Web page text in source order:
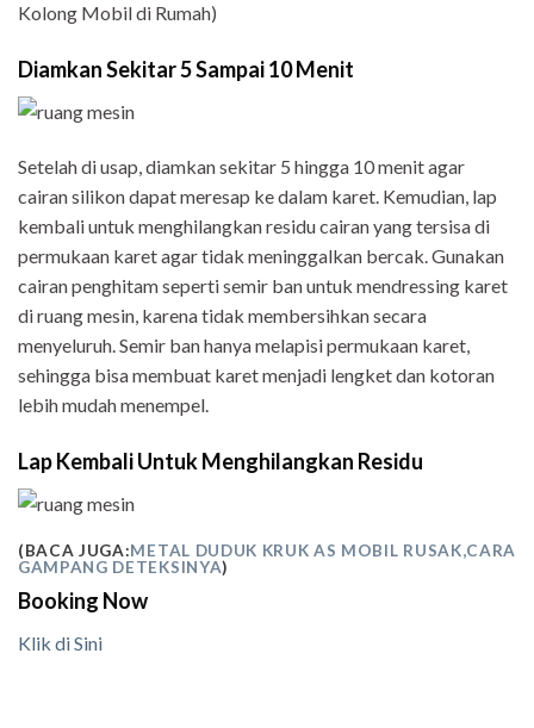
Kolong Mobil di Rumah)
Diamkan Sekitar 5 Sampai 10 Menit
Setelah di usap, diamkan sekitar 5 hingga 10 menit agar
cairan silikon dapat meresap ke dalam karet. Kemudian, lap
kembali untuk menghilangkan residu cairan yang tersisa di
permukaan karet agar tidak meninggalkan bercak. Gunakan
cairan penghitam seperti semir ban untuk mendressing karet
di ruang mesin, karena tidak membersihkan secara
menyeluruh. Semir ban hanya melapisi permukaan karet,
sehingga bisa membuat karet menjadi lengket dan kotoran
lebih mudah menempel.
Lap Kembali Untuk Menghilangkan Residu
(BACA JUGA:METAL DUDUK KRUK AS MOBIL RUSAK,CARA
GAMPANG DETEKSINYA)
Booking Now
Klik di Sini